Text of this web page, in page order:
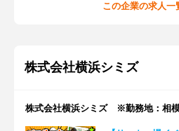
この企業の求人一
株式会社横浜シミズ
株式会社横浜シミズ ※勤務地：相